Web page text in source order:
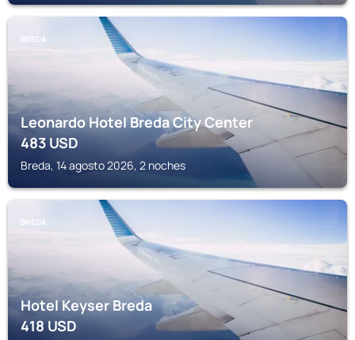
BREDA
Leonardo Hotel Breda City Center
483USD
Breda, 14 agosto 2026, 2 noches
BREDA
Hotel Keyser Breda
418USD